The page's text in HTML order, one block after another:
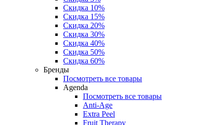
Скидка 10%
Скидка 15%
Скидка 20%
Скидка 30%
Скидка 40%
Скидка 50%
Скидка 60%
Бренды
Посмотреть все товары
Agenda
Посмотреть все товары
Anti‑Age
Extra Peel
Fruit Therapy